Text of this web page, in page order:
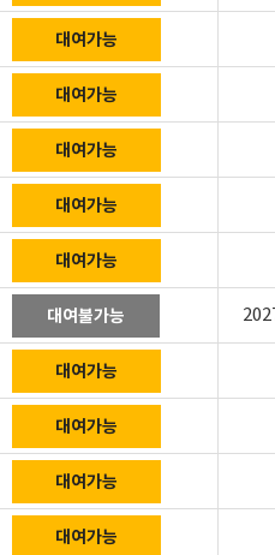
대여가능
대여가능
대여가능
대여가능
대여가능
대여불가능
대여가능
대여가능
대여가능
대여가능